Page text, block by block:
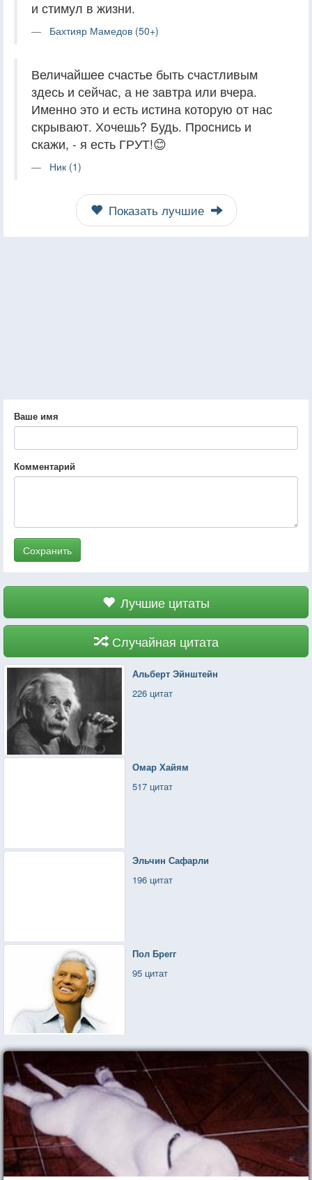
и стимул в жизни.
Бахтияр Мамедов (50+)
Величайшее счастье быть счастливым
здесь и сейчас, а не завтра или вчера.
Именно это и есть истина которую от нас
скрывают. Хочешь? Будь. Проснись и
скажи, - я есть ГРУТ!😊
Ник (1)
Показать лучшие
Ваше имя
Комментарий
Сохранить
Лучшие цитаты
Случайная цитата
Альберт Эйнштейн
226 цитат
Омар Хайям
517 цитат
Эльчин Сафарли
196 цитат
Пол Брегг
95 цитат